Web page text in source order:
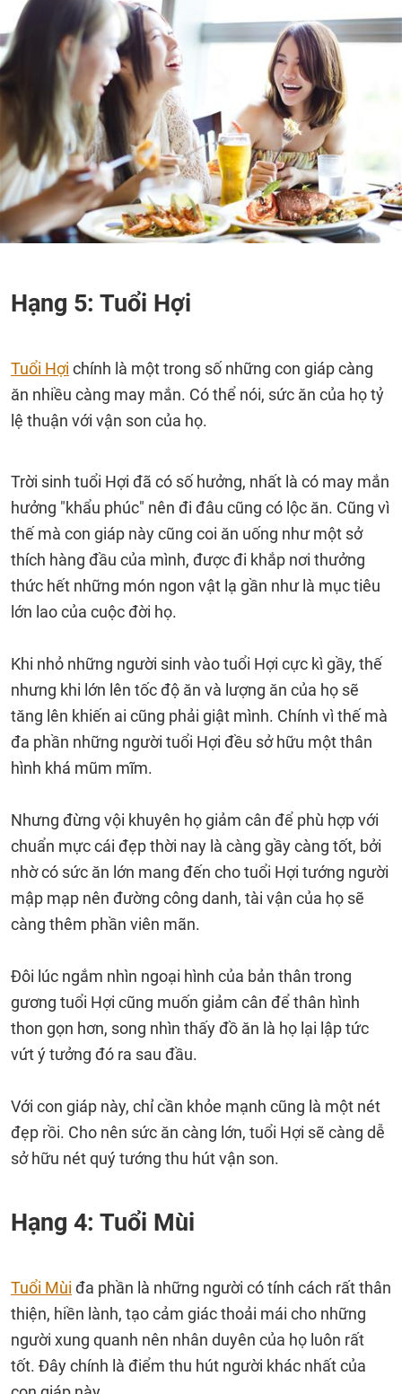
Hạng 5: Tuổi Hợi
Tuổi Hợi chính là một trong số những con giáp càng
ăn nhiều càng may mắn. Có thể nói, sức ăn của họ tỷ
lệ thuận với vận son của họ.
Trời sinh tuổi Hợi đã có số hưởng, nhất là có may mắn
hưởng "khẩu phúc" nên đi đâu cũng có lộc ăn. Cũng vì
thế mà con giáp này cũng coi ăn uống như một sở
thích hàng đầu của mình, được đi khắp nơi thưởng
thức hết những món ngon vật lạ gần như là mục tiêu
lớn lao của cuộc đời họ.
Khi nhỏ những người sinh vào tuổi Hợi cực kì gầy, thế
nhưng khi lớn lên tốc độ ăn và lượng ăn của họ sẽ
tăng lên khiến ai cũng phải giật mình. Chính vì thế mà
đa phần những người tuổi Hợi đều sở hữu một thân
hình khá mũm mĩm.
Nhưng đừng vội khuyên họ giảm cân để phù hợp với
chuẩn mực cái đẹp thời nay là càng gầy càng tốt, bởi
nhờ có sức ăn lớn mang đến cho tuổi Hợi tướng người
mập mạp nên đường công danh, tài vận của họ sẽ
càng thêm phần viên mãn.
Đôi lúc ngắm nhìn ngoại hình của bản thân trong
gương tuổi Hợi cũng muốn giảm cân để thân hình
thon gọn hơn, song nhìn thấy đồ ăn là họ lại lập tức
vứt ý tưởng đó ra sau đầu.
Với con giáp này, chỉ cần khỏe mạnh cũng là một nét
đẹp rồi. Cho nên sức ăn càng lớn, tuổi Hợi sẽ càng dễ
sở hữu nét quý tướng thu hút vận son.
Hạng 4: Tuổi Mùi
Tuổi Mùi đa phần là những người có tính cách rất thân
thiện, hiền lành, tạo cảm giác thoải mái cho những
người xung quanh nên nhân duyên của họ luôn rất
tốt. Đây chính là điểm thu hút người khác nhất của